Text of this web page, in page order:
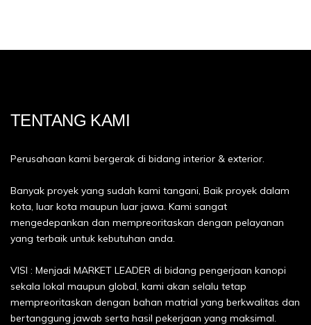
TENTANG KAMI
Perusahaan kami bergerak di bidang interior & exterior.
Banyak proyek yang sudah kami tangani, Baik proyek dalam
kota, luar kota maupun luar jawa. Kami sangat
mengedepankan dan mempreoritaskan dengan pelayanan
yang terbaik untuk kebutuhan anda.
VISI : Menjadi MARKET LEADER di bidang pengerjaan kanopi
sekala lokal maupun global, kami akan selalu tetap
mempreoritaskan dengan bahan matrial yang berkwalitas dan
bertanggung jawab serta hasil pekerjaan yang maksimal.